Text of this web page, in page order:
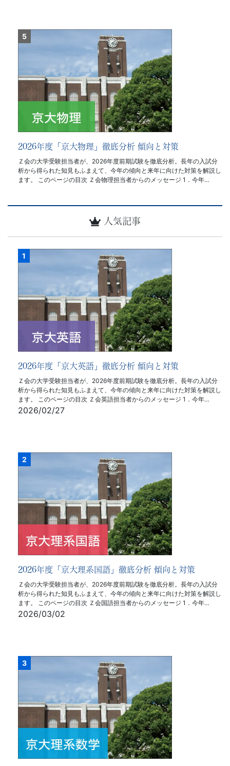
2026年度「京大物理」徹底分析 傾向と対策
Ｚ会の大学受験担当者が、2026年度前期試験を徹底分析。長年の入試分
析から得られた知見もふまえて、今年の傾向と来年に向けた対策を解説し
ます。 このページの目次 Ｚ会物理担当者からのメッセージ 1．今年…
人気記事
2026年度「京大英語」徹底分析 傾向と対策
Ｚ会の大学受験担当者が、2026年度前期試験を徹底分析。長年の入試分
析から得られた知見もふまえて、今年の傾向と来年に向けた対策を解説し
ます。 このページの目次 Ｚ会英語担当者からのメッセージ 1．今年…
2026/02/27
2026年度「京大理系国語」徹底分析 傾向と対策
Ｚ会の大学受験担当者が、2026年度前期試験を徹底分析。長年の入試分
析から得られた知見もふまえて、今年の傾向と来年に向けた対策を解説し
ます。 このページの目次 Ｚ会国語担当者からのメッセージ 1．今年…
2026/03/02